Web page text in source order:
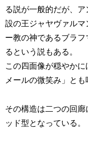
る説が一般的だが、
設の王ジャヤヴァルマ
ー教の神であるブラ
るという説もある。
この四面像が穏やか
メールの微笑み」とも
その構造は二つの回廊
ッド型となっている。